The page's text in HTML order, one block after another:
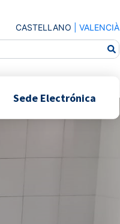
CASTELLANO VALENCIÀ
Sede Electrónica